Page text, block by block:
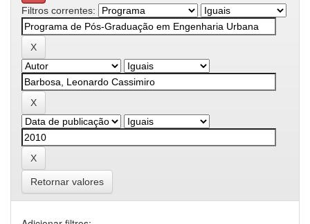
Filtros correntes:
Retornar valores